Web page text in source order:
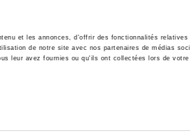
et les annonces, d'offrir des fonctionnalités
de notre site avec nos partenaires de médias
leur avez fournies ou qu'ils ont collectées lors de
Environnement Histoire